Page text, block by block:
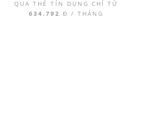
QUA THẺ TÍN DỤNG CHỈ TỪ
634.792 Đ / THÁNG